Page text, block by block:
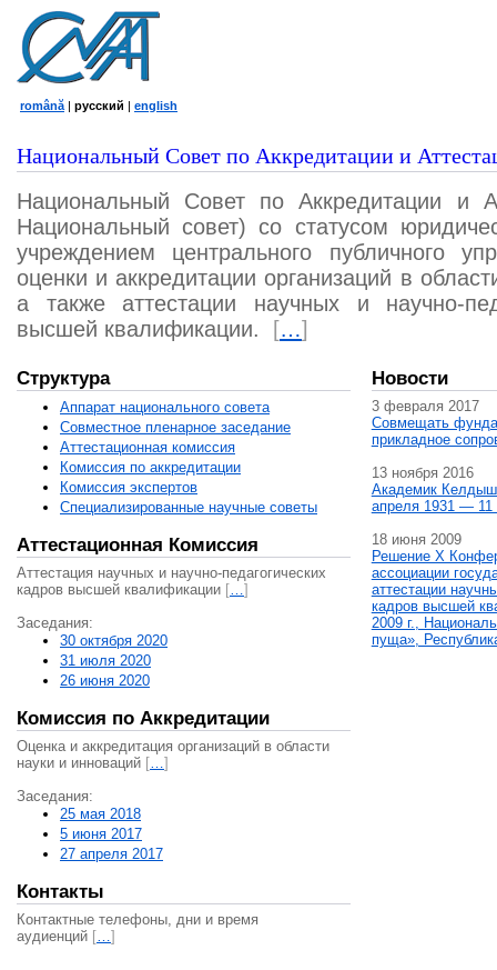
română | русский | english
Национальный Совет по Аккредитации и
Национальный Совет по Аккредитации и
Национальный совет) со статусом
учреждением центрального публичного
оценки и аккредитации организаций в
а также аттестации научных и научно-
высшей квалификации.
[…]
Структура
Аппарат национального совета
Совместное пленарное заседание
Аттестационная комисcия
Комиссия по аккредитации
Комиссия экспертов
Специализированные научные советы
Аттестационная Комиссия
Аттестация научных и научно-педагогических
кадров высшей квалификации […]
Заседания:
30 октября 2020
31 июля 2020
26 июня 2020
Комиссия по Аккредитации
Оценка и аккредитация организаций в области
науки и инноваций […]
Заседания:
25 мая 2018
5 июня 2017
27 апреля 2017
Контакты
Контактные телефоны, дни и время
аудиенций […]
Новости
3 февраля 2017
Совмещать
прикладное
13 ноября 2016
Академик
апреля 1931 — 11
18 июня 2009
Решение X
ассоциации
аттестации
кадров высшей
2009 г.,
пуща»,